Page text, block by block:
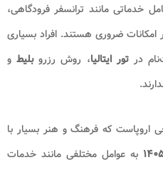
خدماتی مانند ترانسفر فرودگاهی،
ضروری هستند. افراد بسیاری
درتور ایتالیا، روش رزروبلیط و
اروپاست که فرهنگ و هنر بسیار با
به عوامل مختلفی مانند خدمات